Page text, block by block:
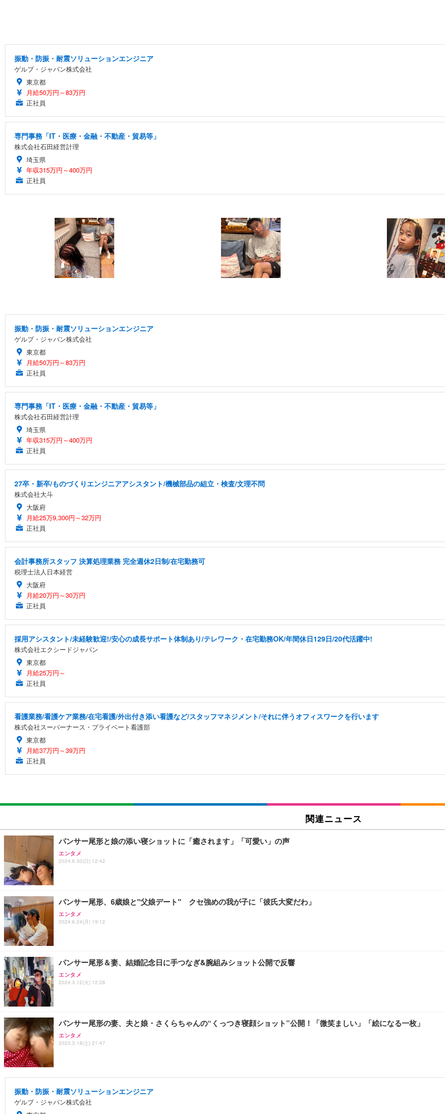
振動・防振・耐震ソリューションエンジニア
ゲルブ・ジャパン株式会社
東京都
月給50万円～83万円
正社員
専門事務「IT・医療・金融・不動産・貿易等」
株式会社石田経営計理
埼玉県
年収315万円～400万円
正社員
振動・防振・耐震ソリューションエンジニア
ゲルブ・ジャパン株式会社
東京都
月給50万円～83万円
正社員
専門事務「IT・医療・金融・不動産・貿易等」
株式会社石田経営計理
埼玉県
年収315万円～400万円
正社員
27卒・新卒/ものづくりエンジニアアシスタント/機械部品の組立・検査/文理不問
株式会社大斗
大阪府
月給25万9,300円～32万円
正社員
会計事務所スタッフ 決算処理業務 完全週休2日制/在宅勤務可
税理士法人日本経営
大阪府
月給20万円～30万円
正社員
採用アシスタント/未経験歓迎!/安心の成長サポート体制あり/テレワーク・在宅勤務OK/年間休日129日/20代活躍中!
株式会社エクシードジャパン
東京都
月給25万円～
正社員
看護業務/看護ケア業務/在宅看護/外出付き添い看護など/スタッフマネジメント/それに伴うオフィスワークを行います
株式会社スーパーナース・プライベート看護部
東京都
月給37万円～39万円
正社員
関連ニュース
パンサー尾形と娘の添い寝ショットに「癒されます」「可愛い」の声
エンタメ
2024.6.30(日) 12:42
パンサー尾形、6歳娘と"父娘デート" クセ強めの我が子に「彼氏大変だわ」
エンタメ
2024.6.24(月) 19:12
パンサー尾形＆妻、結婚記念日に手つなぎ&腕組みショット公開で反響
エンタメ
2024.3.12(火) 12:28
パンサー尾形の妻、夫と娘・さくらちゃんの“くっつき寝顔ショット”公開！「微笑ましい」「絵になる一枚」
エンタメ
2023.3.18(土) 21:47
振動・防振・耐震ソリューションエンジニア
ゲルブ・ジャパン株式会社